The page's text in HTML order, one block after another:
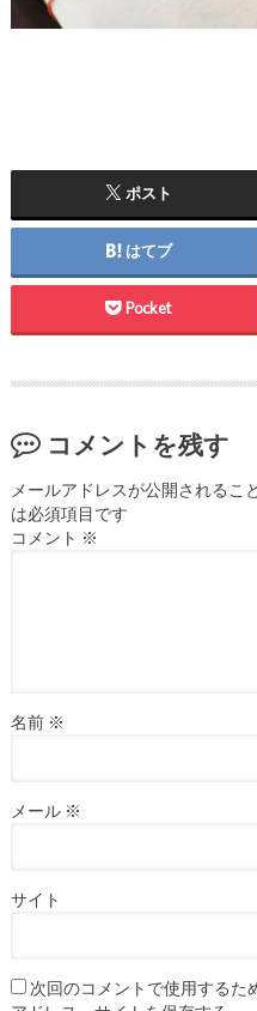
ポスト
はてブ
Pocket
コメントを残す
メールアドレスが公開されるこ
は必須項目です
コメント ※
名前 ※
メール ※
サイト
次回のコメントで使用するた